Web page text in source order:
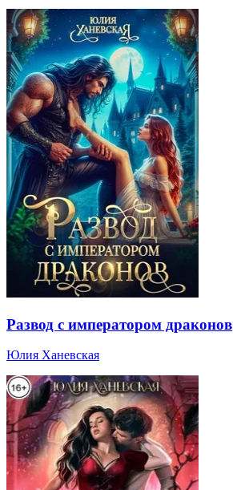
Развод с императором драконов
Юлия Ханевская